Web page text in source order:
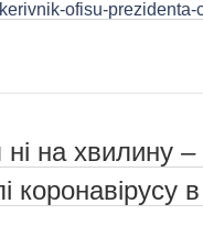
ofisu-
на хвилину
коронавірусу в